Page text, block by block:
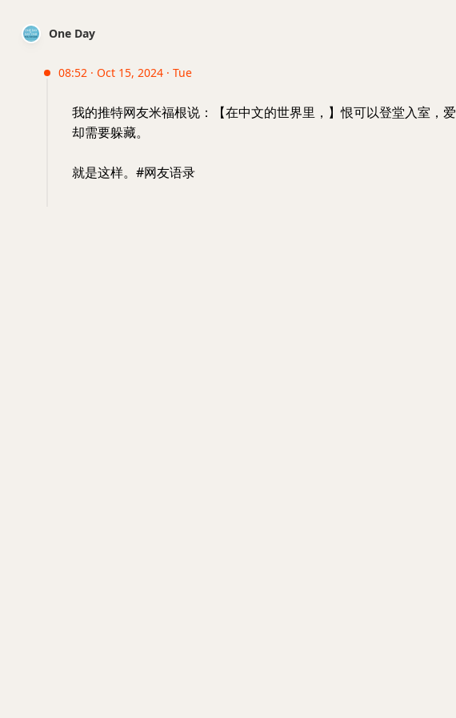
One Day
08:52 · Oct 15, 2024 · Tue
我的推特网友米福根说：【在中文的世界里，】恨可以登堂入室，爱
却需要躲藏。
就是这样。#网友语录